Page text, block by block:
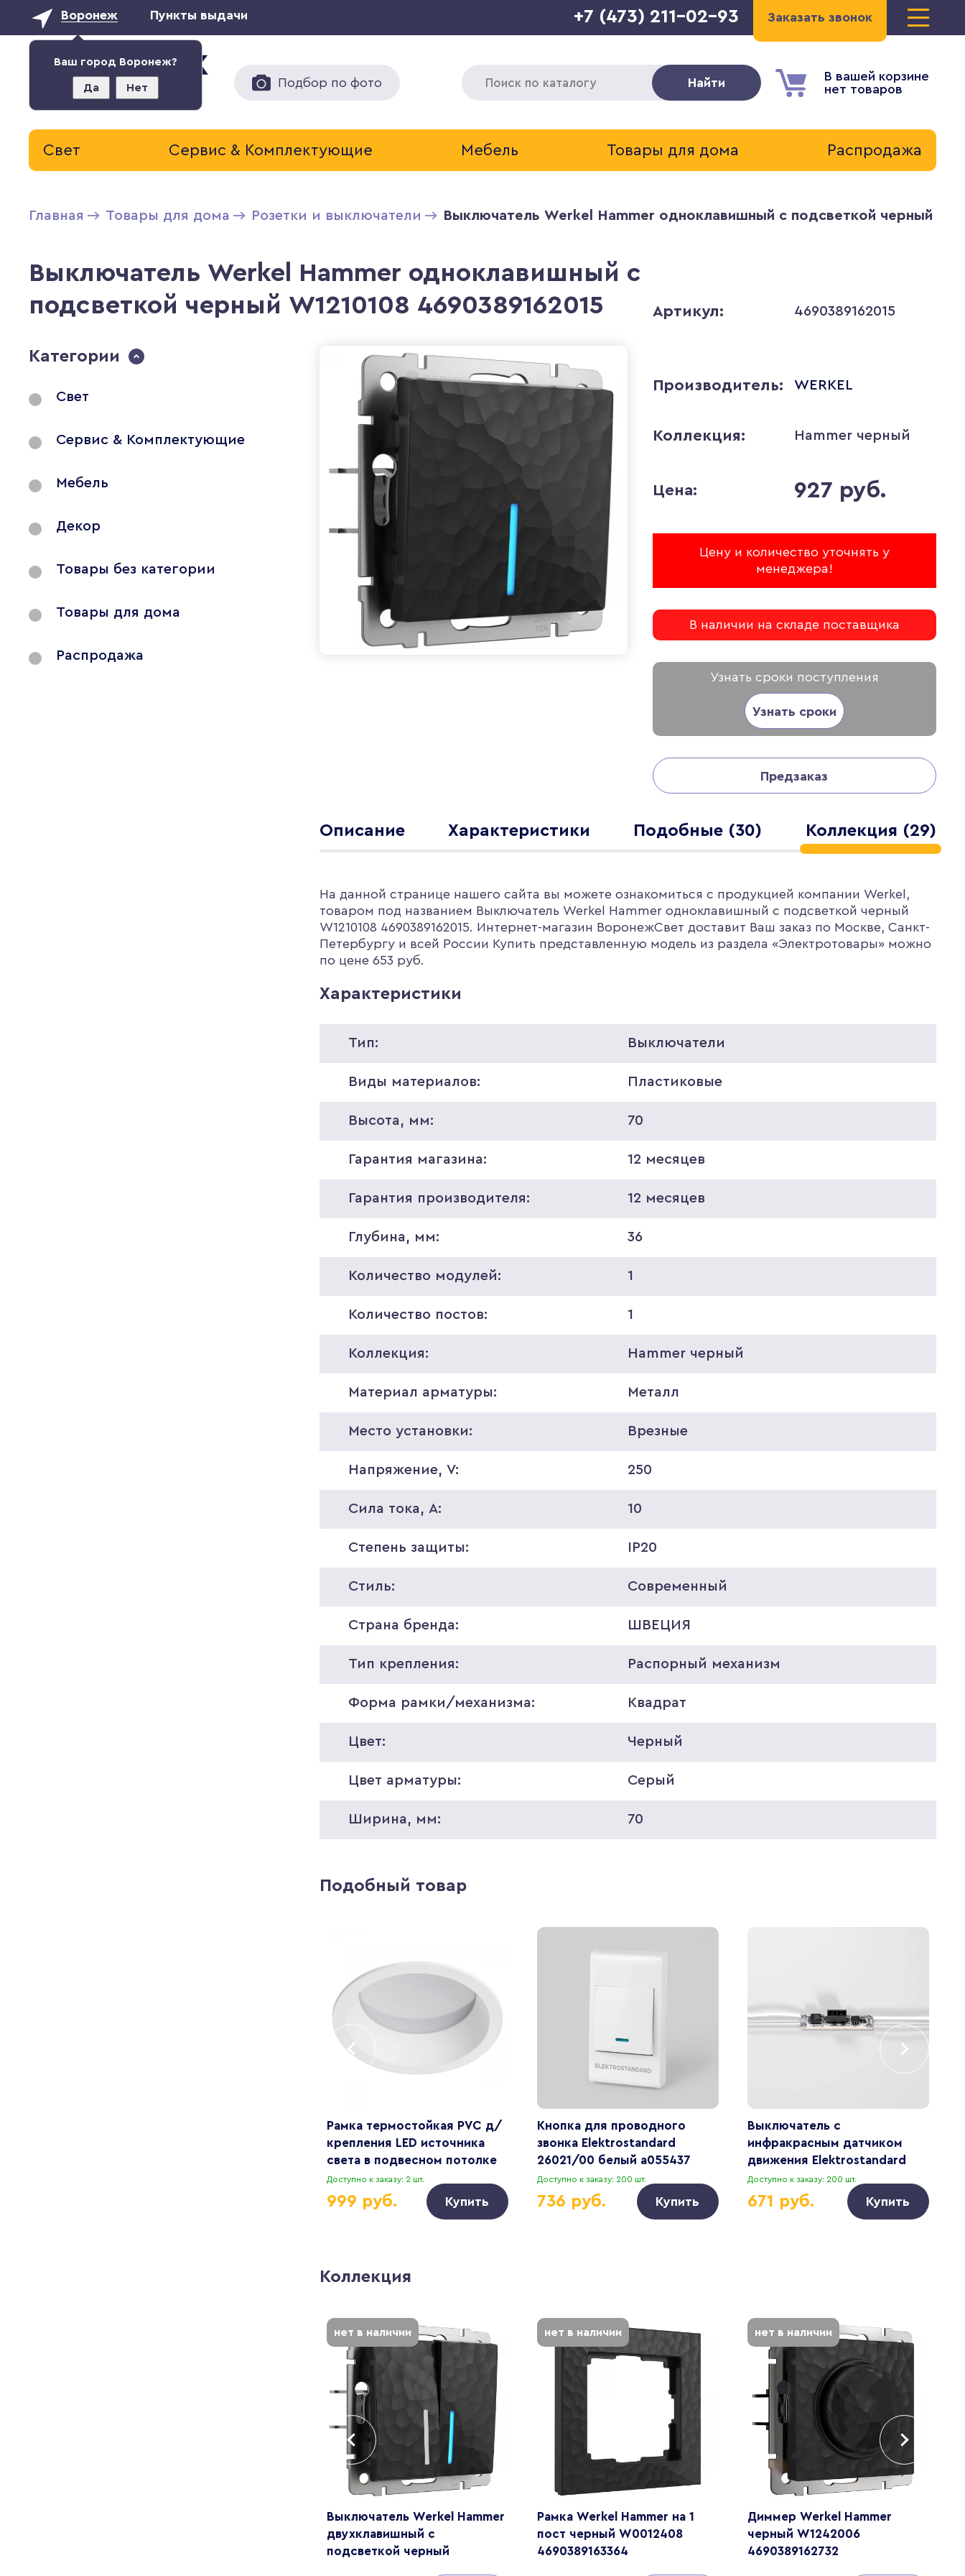
Воронеж
Ваш город Воронеж?
Да Нет
Пункты выдачи Заказать звонок
+7 (473) 211-02-93
Подбор по фото
В вашей корзине
нет товаров
Найти
Свет Сервис & Комплектующие Мебель Товары для дома Распродажа
Главная Товары для дома Розетки и выключатели Выключатель Werkel Hammer одноклавишный с подсветкой черный
Выключатель Werkel Hammer одноклавишный с
подсветкой черный W1210108 4690389162015
Категории
Свет
Сервис & Комплектующие
Мебель
Декор
Товары без категории
Товары для дома
Распродажа
Артикул: 4690389162015
Производитель: WERKEL
Коллекция: Hammer черный
Цена: 927 руб.
Цену и количество уточнять у
менеджера!
В наличии на складе поставщика
Узнать сроки поступления
Узнать сроки
Предзаказ
Описание Характеристики Подобные (30) Коллекция (29)
На данной странице нашего сайта вы можете ознакомиться с продукцией компании Werkel,
товаром под названием Выключатель Werkel Hammer одноклавишный с подсветкой черный
W1210108 4690389162015. Интернет-магазин ВоронежСвет доставит Ваш заказ по Москве, Санкт-
Петербургу и всей России Купить представленную модель из раздела «Электротовары» можно
по цене 653 руб.
Характеристики
Тип: Выключатели
Виды материалов: Пластиковые
Высота, мм: 70
Гарантия магазина: 12 месяцев
Гарантия производителя: 12 месяцев
Глубина, мм: 36
Количество модулей: 1
Количество постов: 1
Коллекция: Hammer черный
Материал арматуры: Металл
Место установки: Врезные
Напряжение, V: 250
Сила тока, A: 10
Степень защиты: IP20
Стиль: Современный
Страна бренда: ШВЕЦИЯ
Тип крепления: Распорный механизм
Форма рамки/механизма: Квадрат
Цвет: Черный
Цвет арматуры: Серый
Ширина, мм: 70
Подобный товар
Рамка термостойкая PVC д/
крепления LED источника
света в подвесном потолке
Piano Lightstar 012906
Доступно к заказу: 2 шт.
999 руб. Купить
Кнопка для проводного
звонка Elektrostandard
26021/00 белый a055437
Доступно к заказу: 200 шт.
736 руб. Купить
Выключатель с
инфракрасным датчиком
движения Elektrostandard
95000/01 a067099
Доступно к заказу: 200 шт.
671 руб. Купить
Коллекция
Выключатель Werkel Hammer
двухклавишный с
подсветкой черный
нет в наличии
Рамка Werkel Hammer на 1
пост черный W0012408
4690389163364
нет в наличии
Диммер Werkel Hammer
черный W1242006
4690389162732
нет в наличии